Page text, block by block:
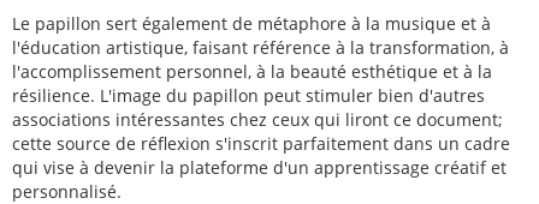
Le papillon sert également de métaphore à la musique et à
l'éducation artistique, faisant référence à la transformation, à
l'accomplissement personnel, à la beauté esthétique et à la
résilience. L'image du papillon peut stimuler bien d'autres
associations intéressantes chez ceux qui liront ce document;
cette source de réflexion s'inscrit parfaitement dans un cadre
qui vise à devenir la plateforme d'un apprentissage créatif et
personnalisé.